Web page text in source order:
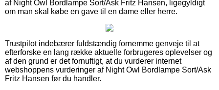
af Night Owl Bordlampe Sort/Ask Fritz Hansen, ligegyldigt
om man skal købe en gave til en dame eller herre.
Trustpilot indebærer fuldstændig fornemme genveje til at
efterforske en lang række aktuelle forbrugeres oplevelser og
af den grund er det fornuftigt, at du vurderer internet
webshoppens vurderinger af Night Owl Bordlampe Sort/Ask
Fritz Hansen før du handler.